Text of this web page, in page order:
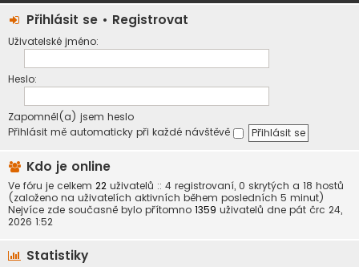
Přihlásit se • Registrovat
Uživatelské jméno:
Heslo:
Zapomněl(a) jsem heslo
Přihlásit mě automaticky při každé návštěvě
Kdo je online
Ve fóru je celkem 22 uživatelů :: 4 registrovaní, 0 skrytých a 18 hostů
(založeno na uživatelích aktivních během posledních 5 minut)
Nejvíce zde současně bylo přítomno 1359 uživatelů dne pát črc 24,
2026 1:52
Statistiky